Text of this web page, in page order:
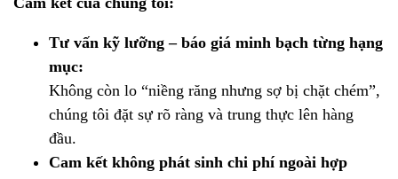
Tư vấn kỹ lưỡng – báo giá minh bạch từng hạng
mục:
Không còn lo “niềng răng nhưng sợ bị chặt chém”,
chúng tôi đặt sự rõ ràng và trung thực lên hàng
đầu.
Cam kết không phát sinh chi phí ngoài hợp